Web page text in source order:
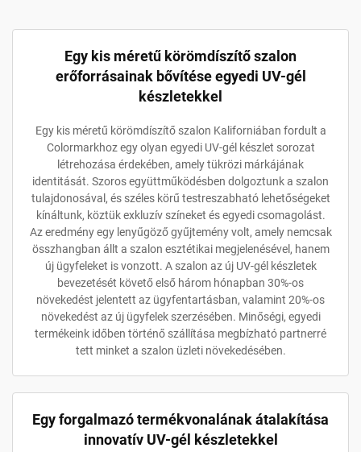
Egy kis méretű körömdíszítő szalon
erőforrásainak bővítése egyedi UV-gél
készletekkel
Egy kis méretű körömdíszítő szalon Kaliforniában fordult a
Colormarkhoz egy olyan egyedi UV-gél készlet sorozat
létrehozása érdekében, amely tükrözi márkájának
identitását. Szoros együttműködésben dolgoztunk a szalon
tulajdonosával, és széles körű testreszabható lehetőségeket
kínáltunk, köztük exkluzív színeket és egyedi csomagolást.
Az eredmény egy lenyűgöző gyűjtemény volt, amely nemcsak
összhangban állt a szalon esztétikai megjelenésével, hanem
új ügyfeleket is vonzott. A szalon az új UV-gél készletek
bevezetését követő első három hónapban 30%-os
növekedést jelentett az ügyfentartásban, valamint 20%-os
növekedést az új ügyfelek szerzésében. Minőségi, egyedi
termékeink időben történő szállítása megbízható partnerré
tett minket a szalon üzleti növekedésében.
Egy forgalmazó termékvonalának átalakítása
innovatív UV-gél készletekkel